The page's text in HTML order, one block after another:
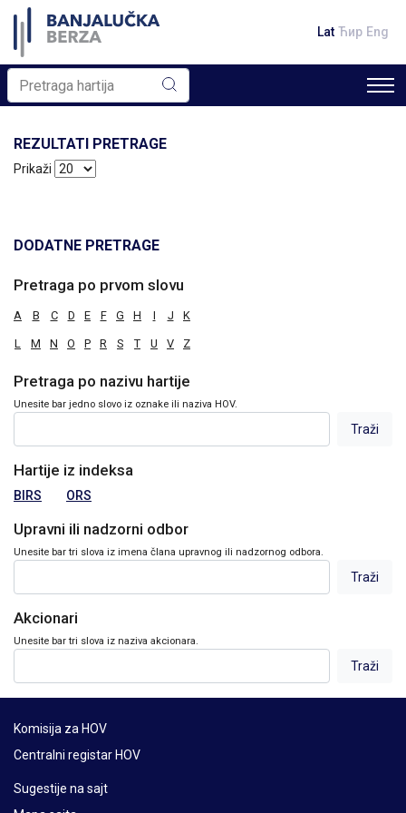
Lat Ћир Eng
REZULTATI PRETRAGE
Prikaži
DODATNE PRETRAGE
Pretraga po prvom slovu
A B C D E F G H I J K
L M N O P R S T U V Z
Pretraga po nazivu hartije
Unesite bar jedno slovo iz oznake ili naziva HOV.
Hartije iz indeksa
BIRS ORS
Upravni ili nadzorni odbor
Unesite bar tri slova iz imena člana upravnog ili nadzornog odbora.
Akcionari
Unesite bar tri slova iz naziva akcionara.
Komisija za HOV
Centralni registar HOV
Sugestije na sajt